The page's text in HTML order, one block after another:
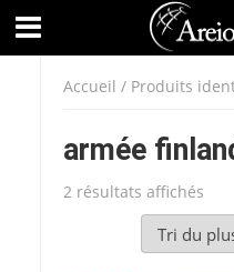
Accueil / Produits
armée
2 résultats affichésTrié
du
plus